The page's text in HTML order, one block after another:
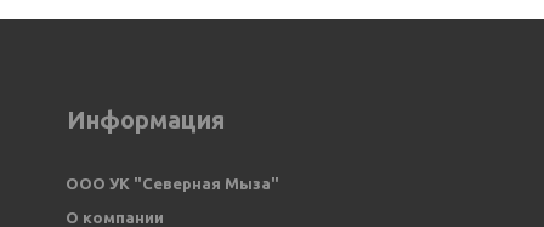
Информация
ООО УК "Северная Мыза"
О компании